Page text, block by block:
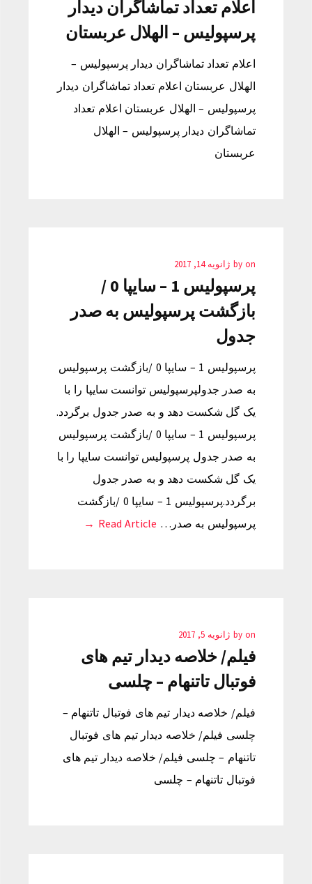
اعلام تعداد تماشاگران دیدار
پرسپولیس – الهلال عربستان
اعلام تعداد تماشاگران دیدار پرسپولیس –
الهلال عربستان اعلام تعداد تماشاگران دیدار
پرسپولیس – الهلال عربستان اعلام تعداد
تماشاگران دیدار پرسپولیس – الهلال
عربستان
by on ژانویه 14, 2017
پرسپولیس 1 – سایپا 0 /
بازگشت پرسپولیس به صدر
جدول
پرسپولیس 1 – سایپا 0 /بازگشت پرسپولیس
به صدر جدولپرسپولیس توانست سایپا را با
یک گل شکست دهد و به صدر جدول برگردد.
پرسپولیس 1 – سایپا 0 /بازگشت پرسپولیس
به صدر جدول پرسپولیس توانست سایپا را با
یک گل شکست دهد و به صدر جدول
برگردد.پرسپولیس 1 – سایپا 0 /بازگشت
پرسپولیس به صدر… Read Article →
by on ژانویه 5, 2017
فیلم/ خلاصه دیدار تیم های
فوتبال تاتنهام – چلسی
فیلم/ خلاصه دیدار تیم های فوتبال تاتنهام –
چلسی فیلم/ خلاصه دیدار تیم های فوتبال
تاتنهام – چلسی فیلم/ خلاصه دیدار تیم های
فوتبال تاتنهام – چلسی